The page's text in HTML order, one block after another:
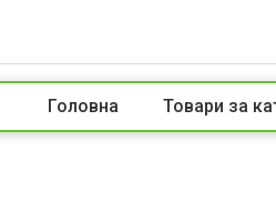
Головна Товари за